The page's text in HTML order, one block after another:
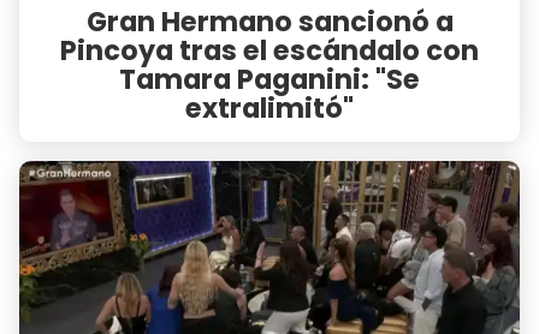
Gran Hermano sancionó a
Pincoya tras el escándalo con
Tamara Paganini: "Se
extralimitó"